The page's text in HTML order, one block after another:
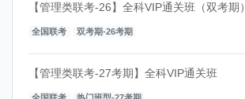
【管理类联考-26】全科VIP通关班（双考期）
全国联考 双考期-26考期
【管理类联考-27考期】全科VIP通关班